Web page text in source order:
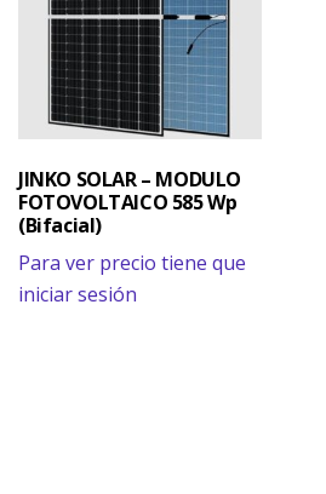
JINKO SOLAR – MODULO
FOTOVOLTAICO 585 Wp
(Bifacial)
Para ver precio tiene que
iniciar sesión